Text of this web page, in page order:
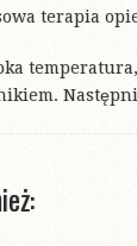
terapia